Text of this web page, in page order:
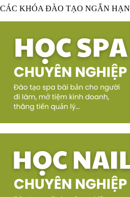
CÁC KHÓA ĐÀO TẠO NGẮN HẠN